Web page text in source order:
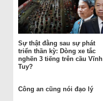
Sự thật đằng sau sự phát
triển thần kỳ: Dòng xe tắc
nghẽn 3 tiếng trên cầu Vĩnh
Tuy?
Công an cũng nói đạo lý